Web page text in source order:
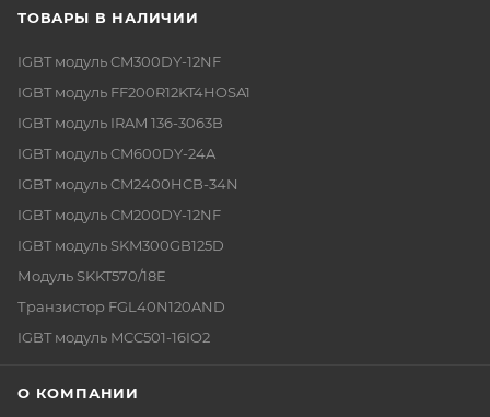
ТОВАРЫ В НАЛИЧИИ
IGBT модуль CM300DY-12NF
IGBT модуль FF200R12KT4HOSA1
IGBT модуль IRAM 136-3063B
IGBT модуль CM600DY-24A
IGBT модуль CM2400HCB-34N
IGBT модуль CM200DY-12NF
IGBT модуль SKM300GB125D
Модуль SKKT570/18E
Транзистор FGL40N120AND
IGBT модуль MCC501-16IO2
О КОМПАНИИ